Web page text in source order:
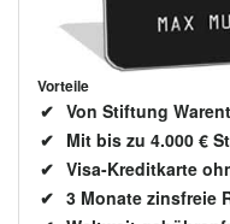
Vorteile
Von Stiftung
Mit bis zu 4.000 €
Visa-Kreditkarte
3 Monate zinsfreie